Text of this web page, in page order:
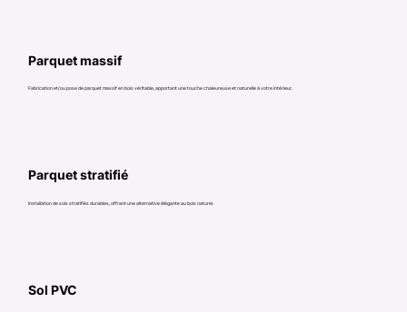
Fabrication et/ou pose de parquet massif en bois véritable, apportant une touche chaleureuse et naturelle à votre intérieur.
Parquet massif
Installation de sols stratifiés durables, offrant une alternative élégante au bois naturel.
Parquet stratifié
Sol PVC